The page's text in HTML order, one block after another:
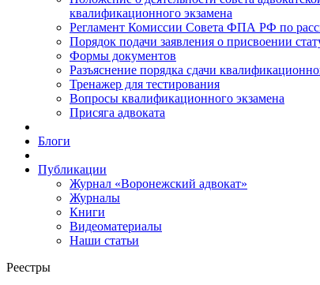
квалификационного экзамена
Регламент Комиссии Совета ФПА РФ по
Порядок подачи заявления о присвоении
Формы документов
Разъяснение порядка сдачи
Тренажер для тестирования
Вопросы квалификационного экзамена
Присяга адвоката
Блоги
Публикации
Журнал «Воронежский адвокат»
Журналы
Книги
Видеоматериалы
Наши статьи
Реестры